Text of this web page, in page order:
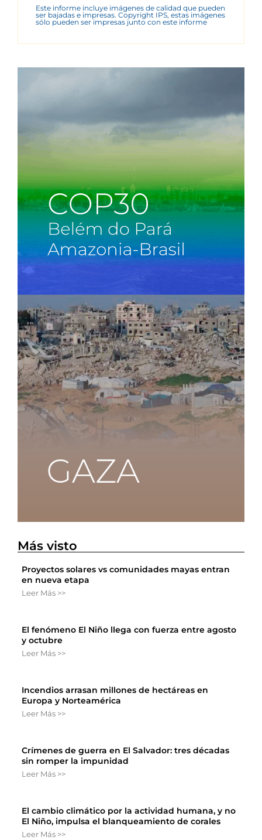
Este informe incluye imágenes de calidad que pueden
ser bajadas e impresas. Copyright IPS, estas imágenes
sólo pueden ser impresas junto con este informe
Más visto
Proyectos solares vs comunidades mayas entran
en nueva etapa
Leer Más >>
El fenómeno El Niño llega con fuerza entre agosto
y octubre
Leer Más >>
Incendios arrasan millones de hectáreas en
Europa y Norteamérica
Leer Más >>
Crímenes de guerra en El Salvador: tres décadas
sin romper la impunidad
Leer Más >>
El cambio climático por la actividad humana, y no
El Niño, impulsa el blanqueamiento de corales
Leer Más >>